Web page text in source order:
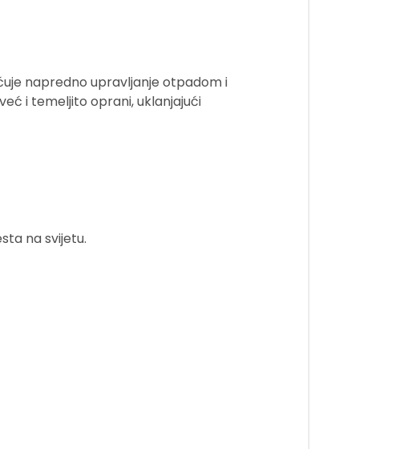
napredno upravljanje otpadom i
i temeljito oprani, uklanjajući
na svijetu.